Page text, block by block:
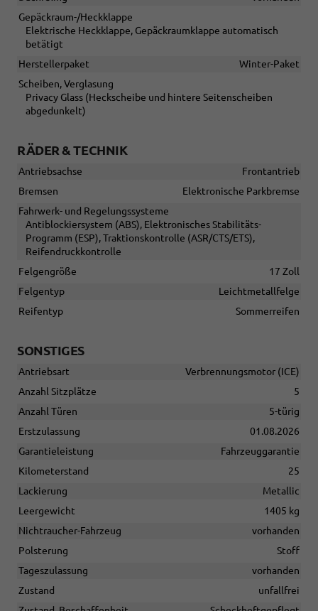
Gepäckraum-/Heckklappe
Elektrische Heckklappe, Gepäckraumklappe automatisch
betätigt
Herstellerpaket
Winter-Paket
Scheiben, Verglasung
Privacy Glass (Heckscheibe und hintere Seitenscheiben
abgedunkelt)
RÄDER & TECHNIK
Antriebsachse
Frontantrieb
Bremsen
Elektronische Parkbremse
Fahrwerk- und Regelungssysteme
Antiblockiersystem (ABS), Elektronisches Stabilitäts-
Programm (ESP), Traktionskontrolle (ASR/CTS/ETS),
Reifendruckkontrolle
Felgengröße
17 Zoll
Felgentyp
Leichtmetallfelge
Reifentyp
Sommerreifen
SONSTIGES
Antriebsart
Verbrennungsmotor (ICE)
Anzahl Sitzplätze
5
Anzahl Türen
5-türig
Erstzulassung
01.08.2026
Garantieleistung
Fahrzeuggarantie
Kilometerstand
25
Lackierung
Metallic
Leergewicht
1405 kg
Nichtraucher-Fahrzeug
vorhanden
Polsterung
Stoff
Tageszulassung
vorhanden
Zustand
unfallfrei